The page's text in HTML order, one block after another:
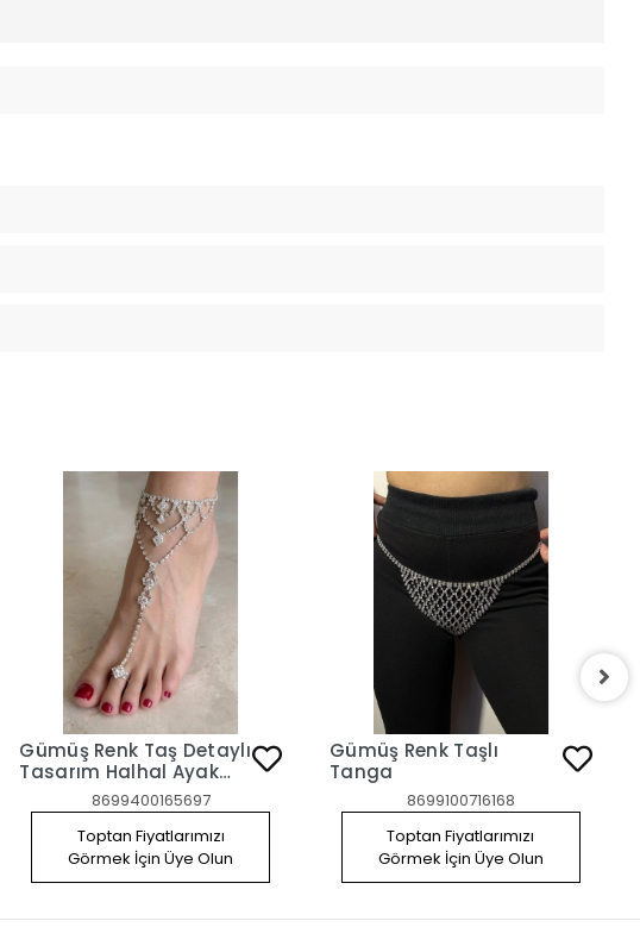
Gümüş Renk Taş Detaylı
Tasarım Halhal Ayak
Şahmeranı8699400165697
Toptan Fiyatlarımızı
Görmek İçin Üye Olun
Gümüş Renk Taşlı
Tanga
8699100716168
Toptan Fiyatlarımızı
Görmek İçin Üye Olun